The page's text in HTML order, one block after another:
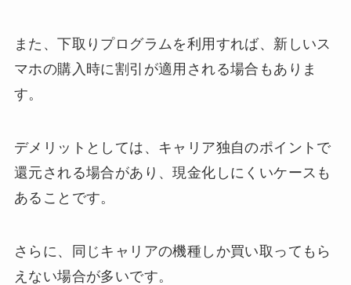
また、下取りプログラムを利用すれば、新しいス
マホの購入時に割引が適用される場合もありま
す。
デメリットとしては、 キャリア独自のポイントで
還元される場合があり、現金化しにくいケースも
あることです。
さらに、同じキャリアの機種しか買い取ってもら
えない場合が多いです。